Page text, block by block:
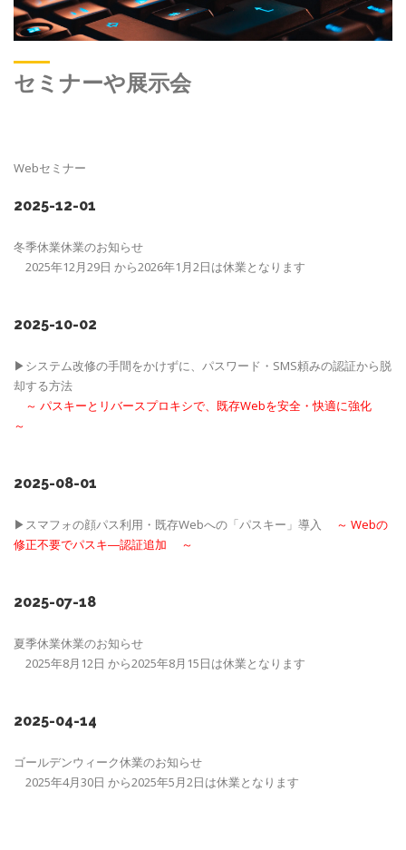
セミナーや展示会
Webセミナー
2025-12-01
冬季休業休業のお知らせ
2025年12月29日 から2026年1月2日は休業となります
2025-10-02
▶システム改修の手間をかけずに、パスワード・SMS頼みの認証から脱
却する方法
～ パスキーとリバースプロキシで、既存Webを安全・快適に強化
～
2025-08-01
▶スマフォの顔パス利用・既存Webへの「パスキー」導入
～ Webの
修正不要でパスキ―認証追加 ～
2025-07-18
夏季休業休業のお知らせ
2025年8月12日 から2025年8月15日は休業となります
2025-04-14
ゴールデンウィーク休業のお知らせ
2025年4月30日 から2025年5月2日は休業となります